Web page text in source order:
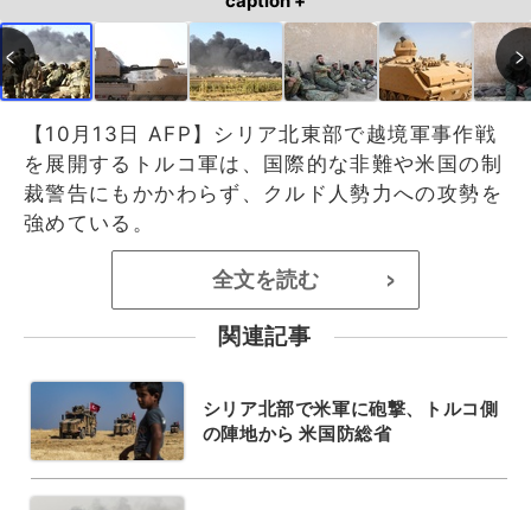
【10月13日 AFP】シリア北東部で越境軍事作戦
を展開するトルコ軍は、国際的な非難や米国の制
裁警告にもかかわらず、クルド人勢力への攻勢を
強めている。
全文を読む >
関連記事
シリア北部で米軍に砲撃、トルコ側
の陣地から 米国防総省